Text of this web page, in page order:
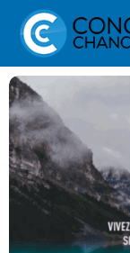
Aller
contenu